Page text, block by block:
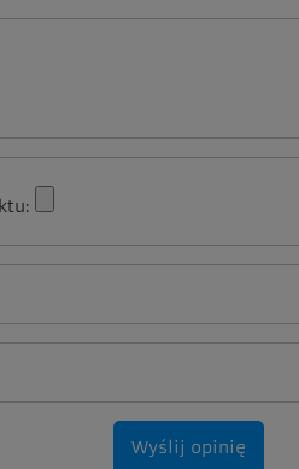
Wyślij opinię